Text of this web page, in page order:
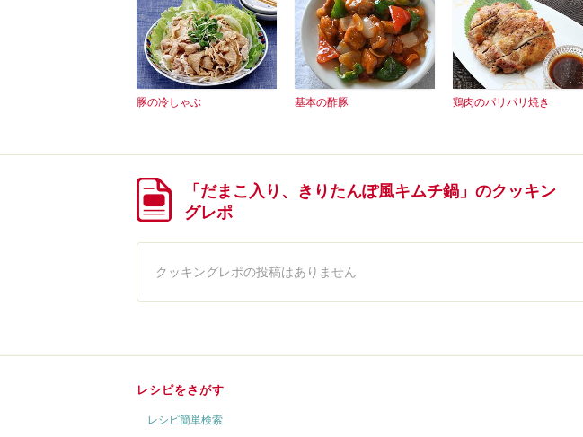
豚の冷しゃぶ 基本の酢豚 鶏肉のパリパリ焼き
「だまこ入り、きりたんぽ風キムチ鍋」のクッキン
グレポ
クッキングレポの投稿はありません
レシピをさがす
レシピ簡単検索